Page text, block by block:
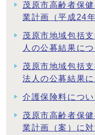
茂原市高齢者保
業計画（平成24
茂原市地域包括
人の公募結果につ
茂原市地域包括
法人の公募結果に
介護保険料につい
茂原市高齢者保
業計画（案）に